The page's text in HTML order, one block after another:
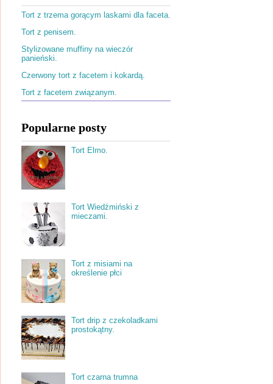
Tort z trzema gorącym laskami dla faceta.
Tort z penisem.
Stylizowane muffiny na wieczór
panieński.
Czerwony tort z facetem i kokardą.
Tort z facetem związanym.
Popularne posty
Tort Elmo.
Tort Wiedźmiński z
mieczami.
Tort z misiami na
określenie płci
Tort drip z czekoladkami
prostokątny.
Tort czarna trumna